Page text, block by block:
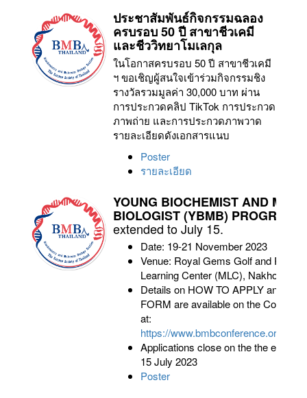
ประชาสัมพันธ์กิจกรรมฉลอง
ครบรอบ 50 ปี สาขาชีวเคมี
และชีววิทยาโมเลกุล
ในโอกาสครบรอบ 50 ปี สาขาชีวเคมี
ฯ ขอเชิญผู้สนใจเข้าร่วมกิจกรรมชิง
รางวัลรวมมูลค่า 30,000 บาท ผ่าน
การประกวดคลิป TikTok การประกวด
ภาพถ่าย และการประกวดภาพวาด
รายละเอียดดังเอกสารแนบ
Poster
รายละเอียด
YOUNG BIOCHEMIST AND
BIOLOGIST (YBMB) PROGRAM
extended to July 15.
Date: 19-21 November 2023
Venue: Royal Gems Golf and
Learning Center (MLC), Nakhon
Details on HOW TO APPLY and
FORM are available on the
at:
https://www.bmbconference.org/
Applications close on the the
15 July 2023
Poster